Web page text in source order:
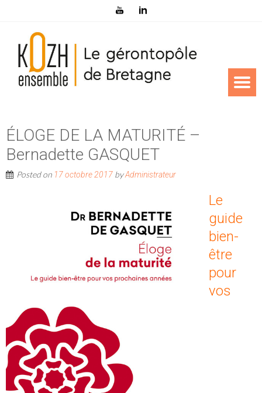
ÉLOGE DE LA MATURITÉ –
Bernadette GASQUET
Posted on 17 octobre 2017 byAdministrateur
Le
guide
bien-
être
pour
vos